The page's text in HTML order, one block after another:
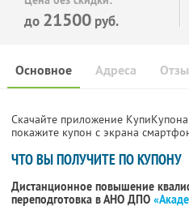
до 21500 руб.
Основное Адреса
Скачайте приложение
покажите купон с экрана
ЧТО ВЫ ПОЛУЧИТЕ ПО КУПОНУ
Дистанционное повышение
переподготовка в АНО ДПО